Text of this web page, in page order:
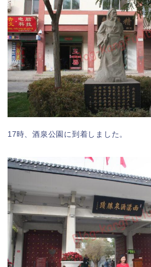
17時、酒泉公園に到着しました。